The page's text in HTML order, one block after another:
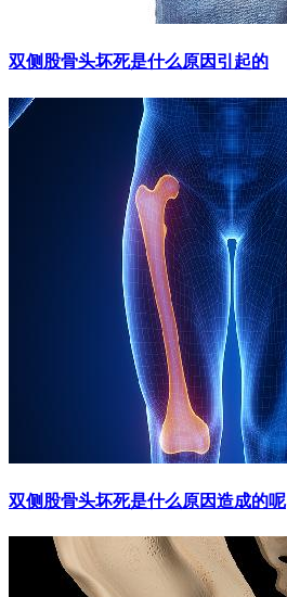
双侧股骨头坏死是什么原因引起的
双侧股骨头坏死是什么原因造成的呢